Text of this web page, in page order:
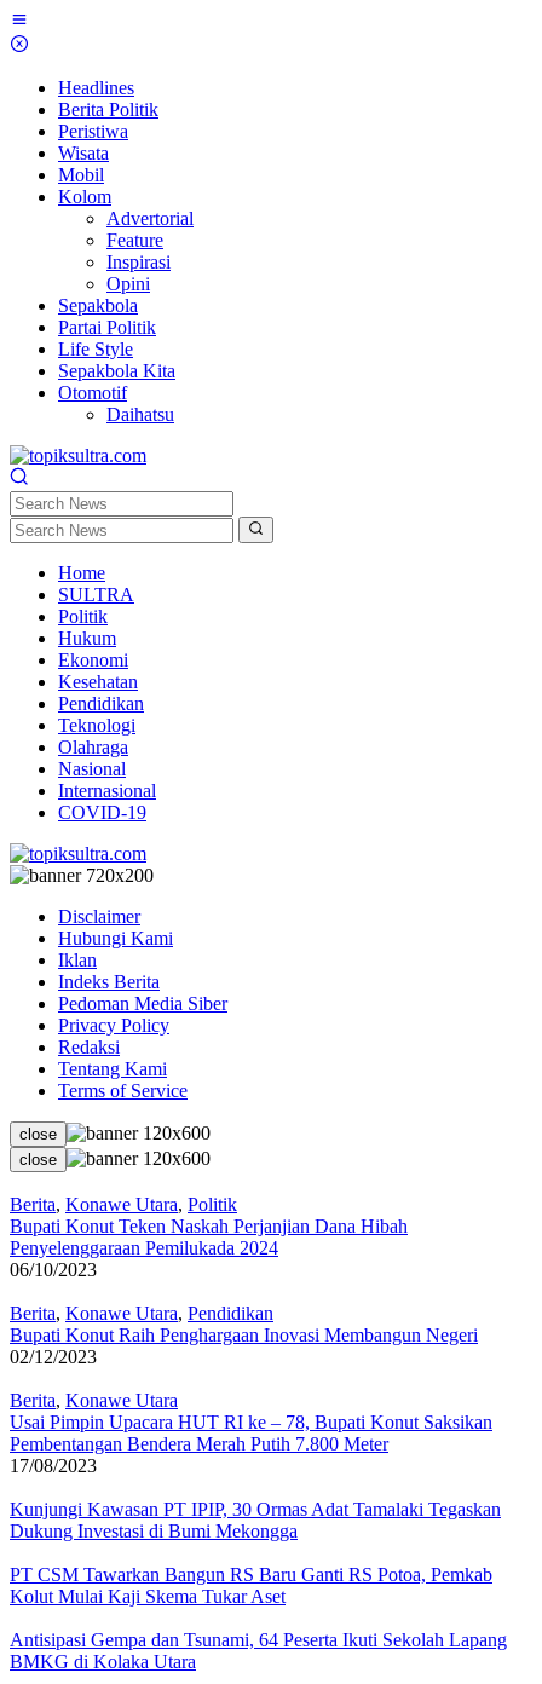
Skip
to
Headlines
Berita Politik
Peristiwa
Wisata
Mobil
Kolom
Advertorial
Feature
Inspirasi
Opini
Sepakbola
Partai Politik
Life Style
Sepakbola Kita
Otomotif
Daihatsu
Home
SULTRA
Politik
Hukum
Ekonomi
Kesehatan
Pendidikan
Teknologi
Olahraga
Nasional
Internasional
COVID-19
Disclaimer
Hubungi Kami
Iklan
Indeks Berita
Pedoman Media Siber
Privacy Policy
Redaksi
Tentang Kami
Terms of Service
close
close
Berita, Konawe Utara, Politik
Bupati Konut Teken Naskah Perjanjian Dana Hibah
Penyelenggaraan Pemilukada 2024
06/10/2023
Berita, Konawe Utara, Pendidikan
Bupati Konut Raih Penghargaan Inovasi Membangun Negeri
02/12/2023
Berita, Konawe Utara
Usai Pimpin Upacara HUT RI ke – 78, Bupati Konut Saksikan
Pembentangan Bendera Merah Putih 7.800 Meter
17/08/2023
Kunjungi Kawasan PT IPIP, 30 Ormas Adat Tamalaki Tegaskan
Dukung Investasi di Bumi Mekongga
PT CSM Tawarkan Bangun RS Baru Ganti RS Potoa, Pemkab
Kolut Mulai Kaji Skema Tukar Aset
Antisipasi Gempa dan Tsunami, 64 Peserta Ikuti Sekolah Lapang
BMKG di Kolaka Utara